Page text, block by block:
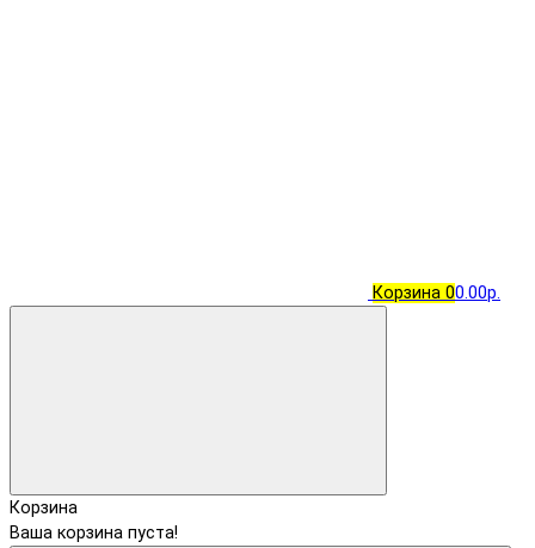
Корзина 00.00р.
Корзина
Ваша корзина пуста!